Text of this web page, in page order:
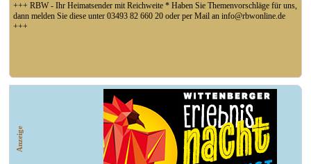
+++ RBW - Ihr Heimatsender mit Reichweite * Haben Sie Themenvorschläge für uns,
dann melden Sie diese unter 03493 82 660 20 oder per Mail an info@rbwonline.de
+++
+++ Fußball Oberliga Süd 1. Spieltag: SG Union Sandersdorf - VfB 1921 Krieschow,
Anzeige